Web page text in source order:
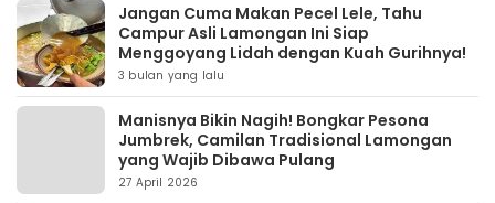
Jangan Cuma Makan Pecel Lele, Tahu
Campur Asli Lamongan Ini Siap
Menggoyang Lidah dengan Kuah Gurihnya!
3 bulan yang lalu
Manisnya Bikin Nagih! Bongkar Pesona
Jumbrek, Camilan Tradisional Lamongan
yang Wajib Dibawa Pulang
27 April 2026